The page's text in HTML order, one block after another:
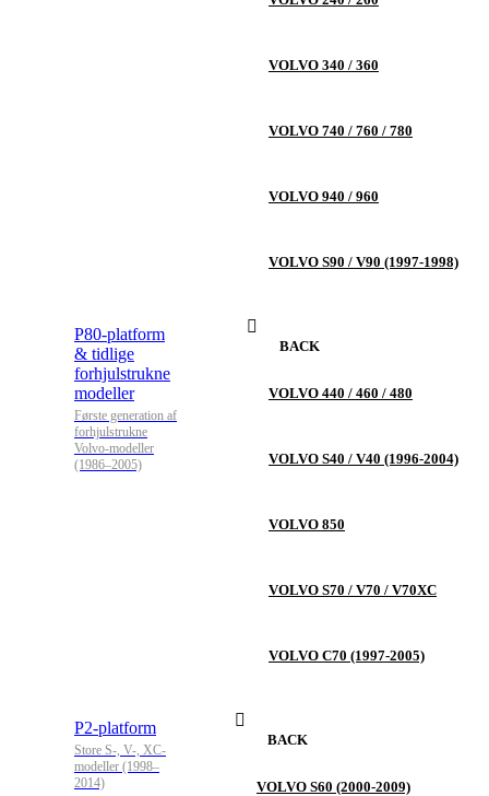
VOLVO 340 / 360
VOLVO 740 / 760 / 780
VOLVO 940 / 960
VOLVO S90 / V90 (1997-1998)
P80-platform
& tidlige
forhjulstrukne
modeller
Første generation af
forhjulstrukne
Volvo-modeller
(1986–2005)
BACK
VOLVO 440 / 460 / 480
VOLVO S40 / V40 (1996-2004)
VOLVO 850
VOLVO S70 / V70 / V70XC
VOLVO C70 (1997-2005)
P2-platform
Store S-, V-, XC-
modeller (1998–
2014)
BACK
VOLVO S60 (2000-2009)